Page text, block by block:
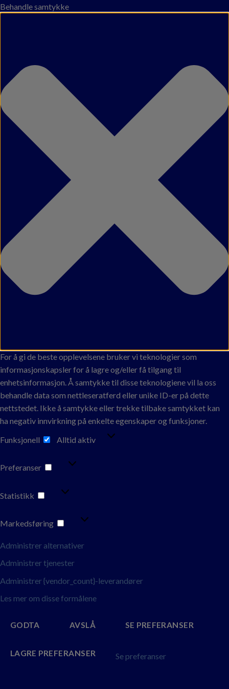
Behandle samtykke
For å gi de beste opplevelsene bruker vi teknologier som
informasjonskapsler for å lagre og/eller få tilgang til
enhetsinformasjon. Å samtykke til disse teknologiene vil la oss
behandle data som nettleseratferd eller unike ID-er på dette
nettstedet. Ikke å samtykke eller trekke tilbake samtykket kan
ha negativ innvirkning på enkelte egenskaper og funksjoner.
Funksjonell
FUNKSJONELL
Alltid aktiv
Preferanser
PREFERANSER
Statistikk
STATISTIKK
Markedsføring
MARKEDSFØRING
Administrer alternativer
Administrer tjenester
Administrer {vendor_count}-leverandører
Les mer om disse formålene
GODTA AVSLÅ SE PREFERANSER
LAGRE PREFERANSER Se preferanser